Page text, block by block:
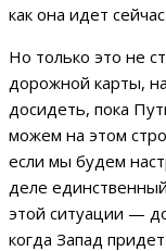
как она идет сейчас.
Но только это не
дорожной карты,
досидеть, пока
можем на этом
если мы будем
деле
этой ситуации —
когда Запад